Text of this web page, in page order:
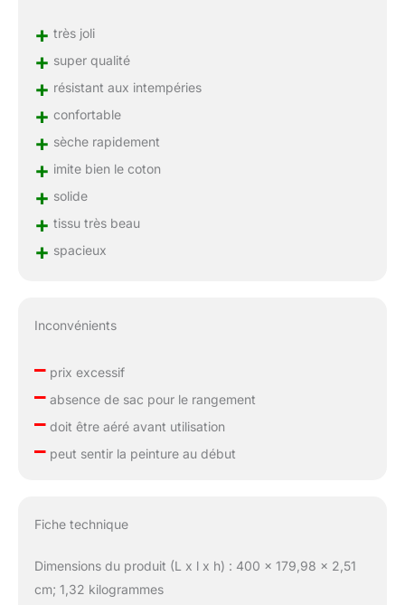
+ très joli
+ super qualité
+ résistant aux intempéries
+ confortable
+ sèche rapidement
+ imite bien le coton
+ solide
+ tissu très beau
+ spacieux
Inconvénients
–prix excessif
–absence de sac pour le rangement
–doit être aéré avant utilisation
–peut sentir la peinture au début
Fiche technique
Dimensions du produit (L x l x h) : 400 x 179,98 x 2,51
cm; 1,32 kilogrammes